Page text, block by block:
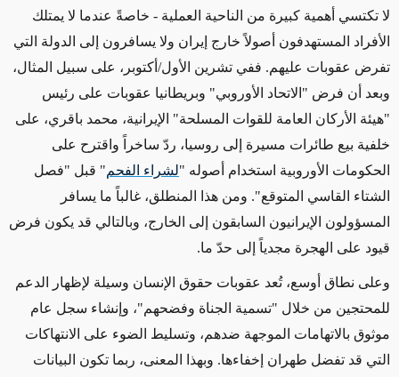
لا تكتسي أهمية كبيرة من الناحية العملية - خاصةً عندما لا يمتلك
الأفراد المستهدفون أصولاً خارج إيران ولا يسافرون إلى الدولة التي
تفرض عقوبات عليهم. ففي تشرين الأول/أكتوبر، على سبيل المثال،
وبعد أن فرض "الاتحاد الأوروبي" وبريطانيا عقوبات على رئيس
"هيئة الأركان العامة للقوات المسلحة" الإيرانية، محمد باقري، على
خلفية بيع طائرات مسيرة إلى روسيا، ردّ ساخراً واقترح على
الحكومات الأوروبية استخدام أصوله "لشراء الفحم" قبل "فصل
الشتاء القاسي المتوقع". ومن هذا المنطلق، غالباً ما يسافر
المسؤولون الإيرانيون السابقون إلى الخارج، وبالتالي قد يكون فرض
قيود على الهجرة مجدياً إلى حدّ ما.
وعلى نطاق أوسع،تُعد عقوبات حقوق الإنسان وسيلة لإظهار الدعم
للمحتجين من خلال "تسمية الجناة وفضحهم"، وإنشاء سجل عام
موثوق بالاتهامات الموجهة ضدهم، وتسليط الضوء على الانتهاكات
التي قد تفضل طهران إخفاءها. وبهذا المعنى، ربما تكون البيانات